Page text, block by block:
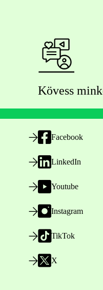
Kövess
Facebook
LinkedIn
Youtube
Instagram
TikTok
X